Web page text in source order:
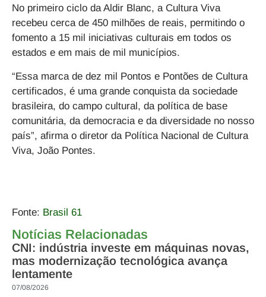
No primeiro ciclo da Aldir Blanc, a Cultura Viva
recebeu cerca de 450 milhões de reais, permitindo o
fomento a 15 mil iniciativas culturais em todos os
estados e em mais de mil municípios.
“Essa marca de dez mil Pontos e Pontões de Cultura
certificados, é uma grande conquista da sociedade
brasileira, do campo cultural, da política de base
comunitária, da democracia e da diversidade no nosso
país”, afirma o diretor da Política Nacional de Cultura
Viva, João Pontes.
Fonte: Brasil 61
Notícias Relacionadas
CNI: indústria investe em máquinas novas,
mas modernização tecnológica avança
lentamente
07/08/2026